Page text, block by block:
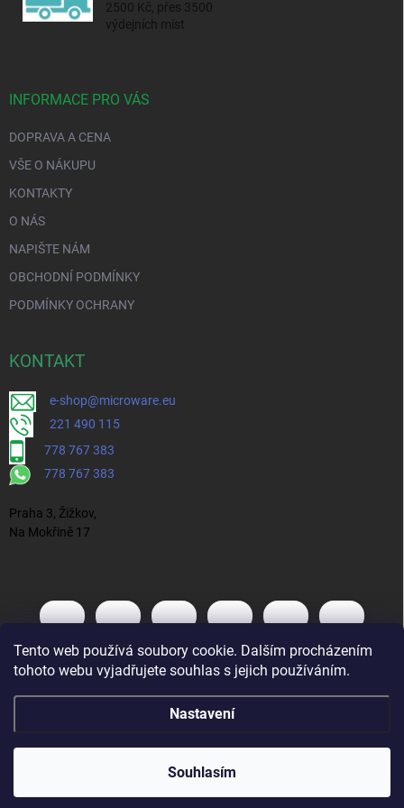
Tento web používá soubory cookie. Dalším procházením
tohoto webu vyjadřujete souhlas s jejich používáním.
Nastavení
Souhlasím
2500 Kč, přes 3500
výdejních míst
INFORMACE PRO VÁS
DOPRAVA A CENA
VŠE O NÁKUPU
KONTAKTY
O NÁS
NAPIŠTE NÁM
OBCHODNÍ PODMÍNKY
PODMÍNKY OCHRANY
KONTAKT
e-shop@microware.eu
221 490 115
778 767 383
778 767 383
Praha 3, Žižkov,
Na Mokřině 17